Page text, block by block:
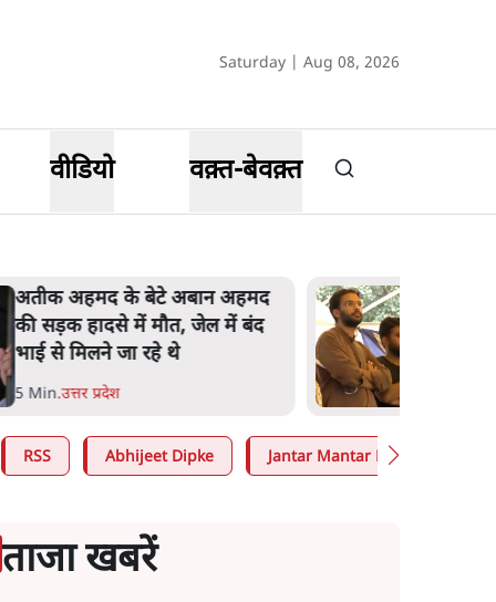
Saturday | Aug 08, 2026
वीडियो वक़्त-बेवक़्त
अतीक अहमद के बेटे अबान अहमद
की सड़क हादसे में मौत, जेल में बंद
भाई से मिलने जा रहे थे
5 Min.उत्तर प्रदेश
RSS Abhijeet Dipke Jantar Mantar Protests
ताजा खबरें